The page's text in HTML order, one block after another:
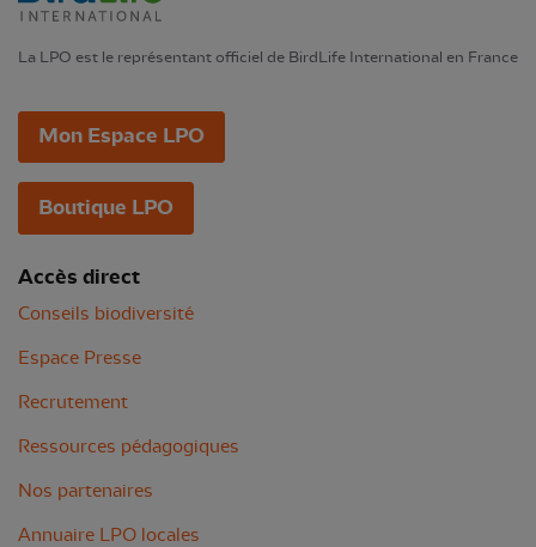
La LPO est le représentant officiel de BirdLife International en France
Mon Espace LPO
Boutique LPO
Accès direct
Conseils biodiversité
Espace Presse
Recrutement
Ressources pédagogiques
Nos partenaires
Annuaire LPO locales